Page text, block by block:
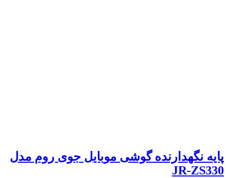
پایه نگهدارنده گوشی موبایل جوی روم مدل
JR-ZS330